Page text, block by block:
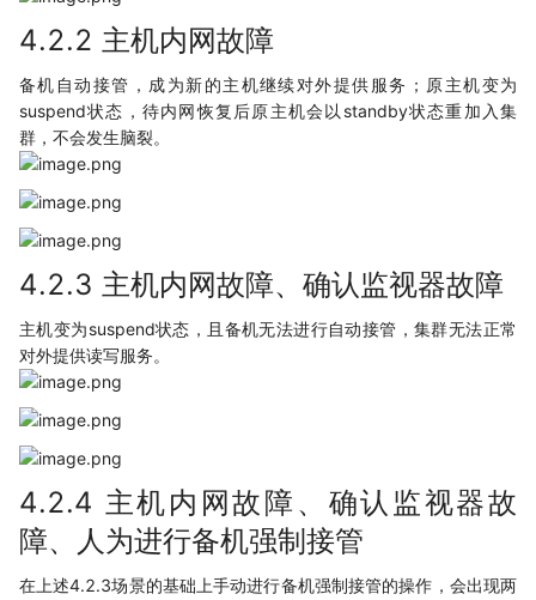
4.2.2 主机内网故障
备机自动接管，成为新的主机继续对外提供服务；原主机变为
suspend状态，待内网恢复后原主机会以standby状态重加入集
群，不会发生脑裂。
4.2.3 主机内网故障、确认监视器故障
主机变为suspend状态，且备机无法进行自动接管，集群无法正常
对外提供读写服务。
4.2.4 主机内网故障、确认监视器故
障、人为进行备机强制接管
在上述4.2.3场景的基础上手动进行备机强制接管的操作，会出现两